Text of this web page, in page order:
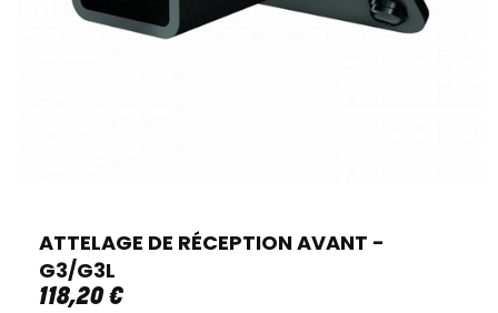
ATTELAGE DE RÉCEPTION AVANT -
G3/G3L
118,20€